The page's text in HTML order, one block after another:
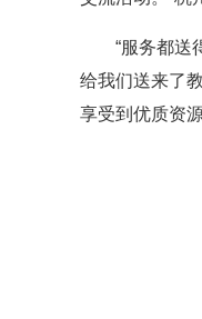
“服务都送
给我们送来了
享受到优质资